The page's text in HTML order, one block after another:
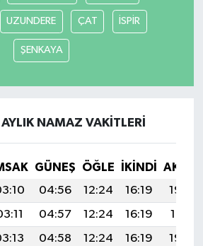
UZUNDERE ÇAT İSPİR
ŞENKAYA
NAMAZ VAKITLERI
GÜNEŞ ÖĞLE İKINDI
04:56 12:24 16:19
19:42
04:57 12:24 16:19
19:41
04:58 12:24 16:19
19:40